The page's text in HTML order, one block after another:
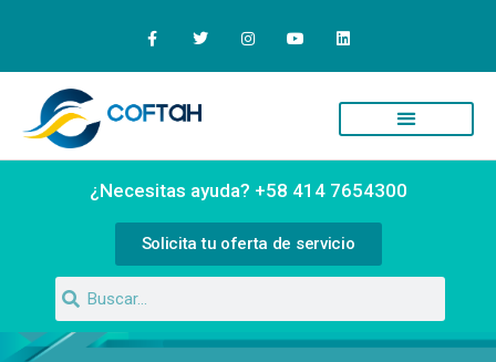
¿Necesitas ayuda? +58 414 7654300
Solicita tu oferta de servicio